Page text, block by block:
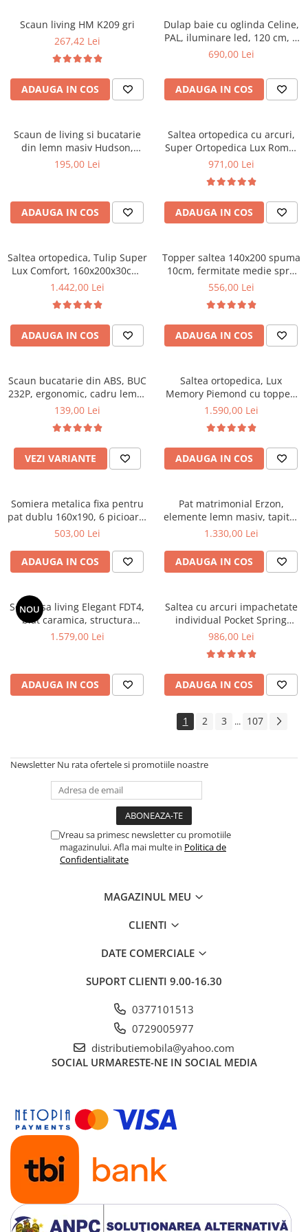
Mese gradinita
Scaune gradinita
Set mese si scaune gradinita
Mobila camera copii
Saltele patuturi copii
Paturi copii
Masa si scaune gradinita
Scaun living HM K209 gri
267,42 Lei
ADAUGA IN COS
Dulap baie cu oglinda Celine,
PAL, iluminare led, 120 cm, 3
usi, 3 rafturi, soft close, alb
690,00 Lei
ADAUGA IN COS
Scaun de living si bucatarie
din lemn masiv Hudson,
tapiterie stofa,100 kg,
195,00 Lei
ADAUGA IN COS
Saltea ortopedica cu arcuri,
Super Ortopedica Lux Roma,
160x200x23cm, fermitate tare,
vara-iarna, sistem aerisire
perimetral, Saltex
971,00 Lei
ADAUGA IN COS
Saltea ortopedica, Tulip Super
Lux Comfort, 160x200x30cm,
fermitate tare, cu plasa de
aerisire banda Spaceair,
Saltsib
1.442,00 Lei
ADAUGA IN COS
Topper saltea 140x200 spuma
10cm, fermitate medie spre
tare, spuma poliuretanica,
microfibra, Saltsib
556,00 Lei
ADAUGA IN COS
Scaun bucatarie din ABS, BUC
232P, ergonomic, cadru lemn,
100 kg
139,00 Lei
VEZI VARIANTE
Saltea ortopedica, Lux
Memory Piemond cu topper,
160x200x32cm, fermitate tare,
2,5 cm, husa matlasata,
sistem de aerisire perimetral,
greutate maxima sustinuta
120 kg/utilizator, Saltex
1.590,00 Lei
ADAUGA IN COS
Somiera metalica fixa pentru
pat dublu 160x190, 6 picioare,
30 lamele lemn fag, benzi
negru
503,00 Lei
ADAUGA IN COS
Pat matrimonial Erzon,
elemente lemn masiv, tapitat
cu stofa, cu somiera,140x200
1.330,00 Lei
ADAUGA IN COS
NOU
Set masa living Elegant FDT4,
blat caramica, structura
metalica, 140x80x75 cm,
bej
1.579,00 Lei
ADAUGA IN COS
Saltea cu arcuri impachetate
individual Pocket Spring
Milano, 140x200x24cm, cu
sistem de aerisire perimetral,
Saltex
986,00 Lei
ADAUGA IN COS
1 2 3 ... 107
Newsletter Nu rata ofertele si promotiile noastre
Vreau sa primesc newsletter cu promotiile
magazinului. Afla mai multe in Politica de
Confidentialitate
MAGAZINUL MEU
CLIENTI
DATE COMERCIALE
SUPORT CLIENTI 9.00-16.30
0377101513
0729005977
distributiemobila@yahoo.com
SOCIAL URMARESTE-NE IN SOCIAL MEDIA